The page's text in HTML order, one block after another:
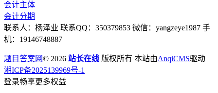
会计主体
会计分期
联系人：杨泽业 联系QQ：350379853 微信：yangzeye1987 手
机：19146748887
题目答案网© 2026 站长在线 版权所有 本站由AnqiCMS驱动
湘ICP备2025139969号-1
登录畅享更多权益